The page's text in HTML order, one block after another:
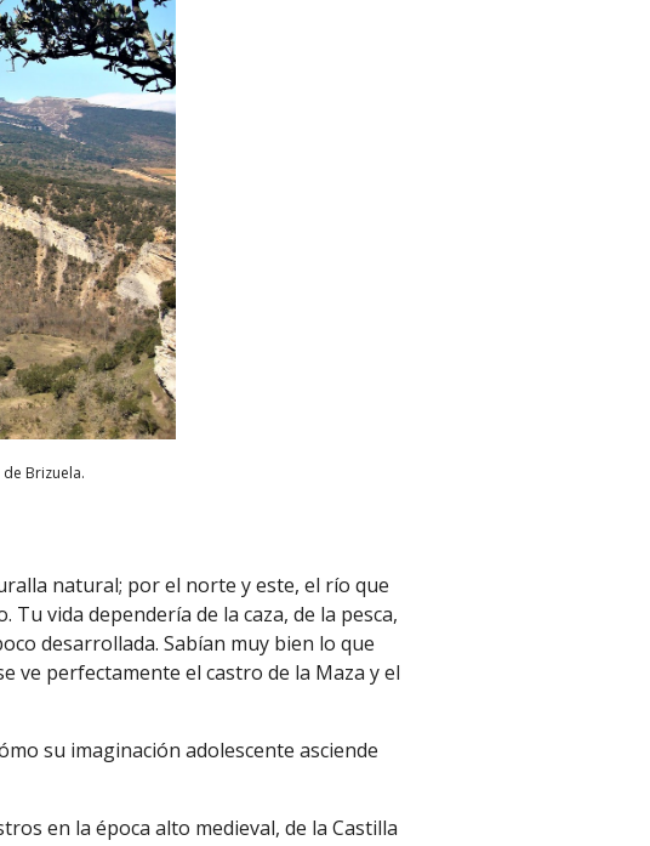
Brizuela.
natural; por el norte y este, el río que
vida dependería de la caza, de la pesca,
desarrollada. Sabían muy bien lo que
ve perfectamente el castro de la Maza y el
su imaginación adolescente asciende
en la época alto medieval, de la Castilla